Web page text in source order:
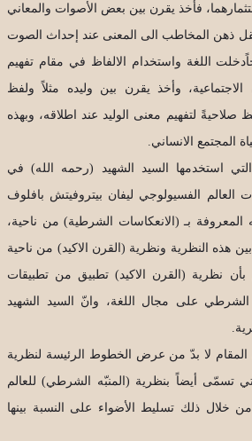
فأخذ يقرن بين بعض الأصوات والمعاني
نقل ذهن المخاطب الى المعنى عند إحداث الصوت
اللغة واستخدام الالفاظ في مقام تفهيم
وأخذ يقرن بين وليده مثلاً ولفظ
لتفهيم معنى الوليد عند اطلاقه، وبهذه
المجتمع الانساني.
استخدمها السيد الشهيد (رحمه الله) في
العالم الفسيولوجي ليفان بيتروفيتش بافلوف
نظريته المعروفة بـ (الانعكاسات الشرطية) من ناحية،
هذه النظرية ونظرية (القرن الاكيد) من ناحية
نظرية (القرن الاكيد) تطبيق من تطبيقات
على مجال اللغة، وانّ السيد الشهيد
لا بدّ من عرض الخطوط الرئيسة لنظرية
تسمّى أيضاً بنظرية (المنبّه الشرطي) للعالم
خلال ذلك تسليط الأضواء على النسبة بينها